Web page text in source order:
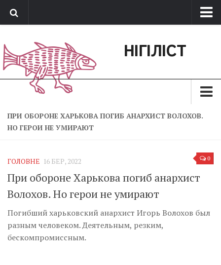
Обратная связь
Поддержать сайт
НІГІЛІСТ
Зараз
Минуле
Belles lettres
Музика революції
Візуальне
ПРИ ОБОРОНЕ ХАРЬКОВА ПОГИБ АНАРХИСТ ВОЛОХОВ.
НО ГЕРОИ НЕ УМИРАЮТ
0
ГОЛОВНЕ 16 БЕР, 2022
При обороне Харькова погиб анархист
Волохов. Но герои не умирают
Погибший харьковский анархист Игорь Волохов был
разным человеком. Деятельным, резким,
бескомпромиссным.